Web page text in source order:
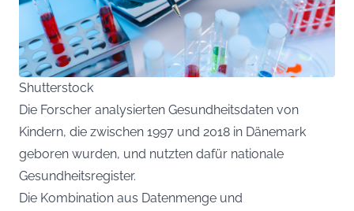
Shutterstock
Die Forscher analysierten Gesundheitsdaten von
Kindern, die zwischen 1997 und 2018 in Dänemark
geboren wurden, und nutzten dafür nationale
Gesundheitsregister.
Die Kombination aus Datenmenge und